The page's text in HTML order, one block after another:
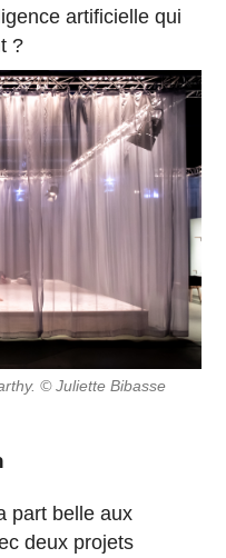
artificielle qui
?
© Juliette Bibasse
part belle aux
deux projets